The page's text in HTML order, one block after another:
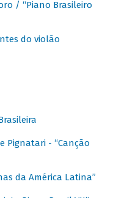
/ “Piano Brasileiro
do violão
Pignatari - “Canção
da América Latina”